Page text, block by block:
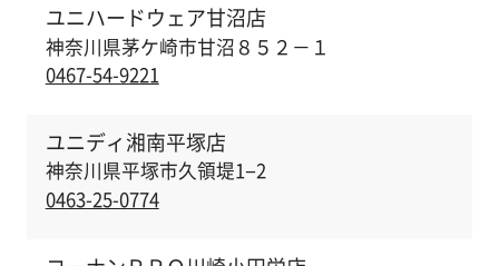
ユニハードウェア甘沼店
神奈川県茅ケ崎市甘沼８５２－１
0467-54-9221
ユニディ湘南平塚店
神奈川県平塚市久領堤1−2
0463-25-0774